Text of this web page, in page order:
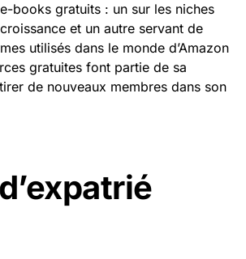
books gratuits : un sur les niches
et un autre servant de
utilisés dans le monde d’Amazon
gratuites font partie de sa
de nouveaux membres dans son